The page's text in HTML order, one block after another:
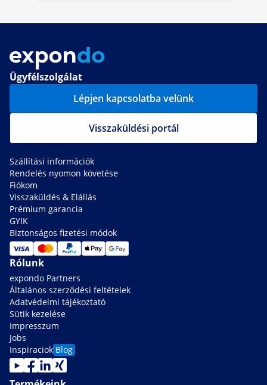
Ügyfélszolgálat
Lépjen kapcsolatba velünk
Visszaküldési portál
Szállítási információk
Rendelés nyomon követése
Fiókom
Visszaküldés & Elállás
Prémium garancia
GYIK
Biztonságos fizetési módok
Rólunk
expondo Partners
Általános szerződési feltételek
Adatvédelmi tájékoztató
Sütik kezelése
Impresszum
Jobs
Inspiraciok Blog